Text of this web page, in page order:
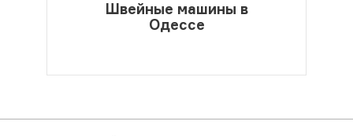
Швейные машины в
Одессе